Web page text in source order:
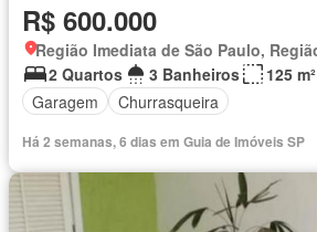
R$ 600.000
2 Quartos
3 Banheiros
125 m²
Garagem
Churrasqueira
Há 2 semanas, 6 dias em Guia de Imóveis SP